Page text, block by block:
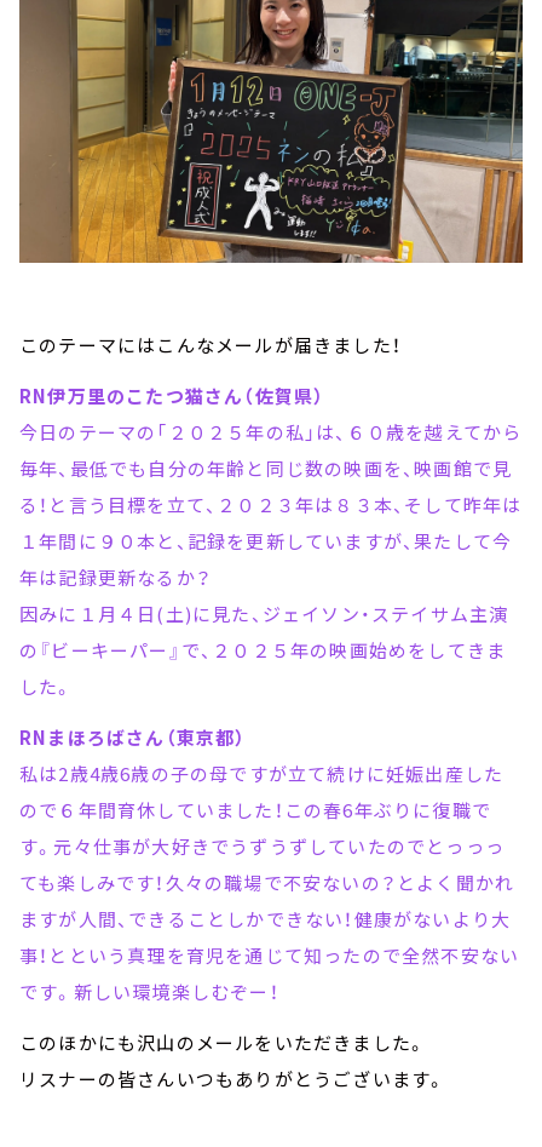
このテーマにはこんなメールが届きました！
RN伊万里のこたつ猫さん（佐賀県）
今日のテーマの「２０２５年の私」は、６０歳を越えてから
毎年、最低でも自分の年齢と同じ数の映画を、映画館で見
る！と言う目標を立て、２０２３年は８３本、そして昨年は
１年間に９０本と、記録を更新していますが、果たして今
年は記録更新なるか？
因みに１月４日(土)に見た、ジェイソン・ステイサム主演
の『ビーキーパー』で、２０２５年の映画始めをしてきま
した。
RNまほろばさん（東京都）
私は2歳4歳6歳の子の母ですが立て続けに妊娠出産した
ので６年間育休していました！この春6年ぶりに復職で
す。元々仕事が大好きでうずうずしていたのでとっっっ
ても楽しみです！久々の職場で不安ないの？とよく聞かれ
ますが人間、できることしかできない！健康がないより大
事！とという真理を育児を通じて知ったので全然不安ない
です。新しい環境楽しむぞー！
このほかにも沢山のメールをいただきました。
リスナーの皆さんいつもありがとうございます。